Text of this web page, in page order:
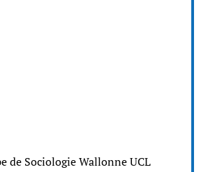
de Sociologie Wallonne UCL